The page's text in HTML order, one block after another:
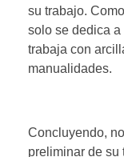
su trabajo.
solo se dedica
trabaja con
manualidades.
Concluyendo,
preliminar de su